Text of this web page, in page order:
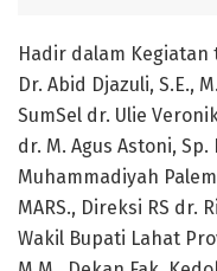
Hadir dalam Kegiatan
Dr. Abid Djazuli, S.E.,
SumSel dr. Ulie
dr. M. Agus Astoni, Sp.
Muhammadiyah
MARS., Direksi RS dr.
Wakil Bupati Lahat